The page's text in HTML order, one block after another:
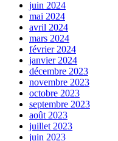
juin 2024
mai 2024
avril 2024
mars 2024
février 2024
janvier 2024
décembre 2023
novembre 2023
octobre 2023
septembre 2023
août 2023
juillet 2023
juin 2023